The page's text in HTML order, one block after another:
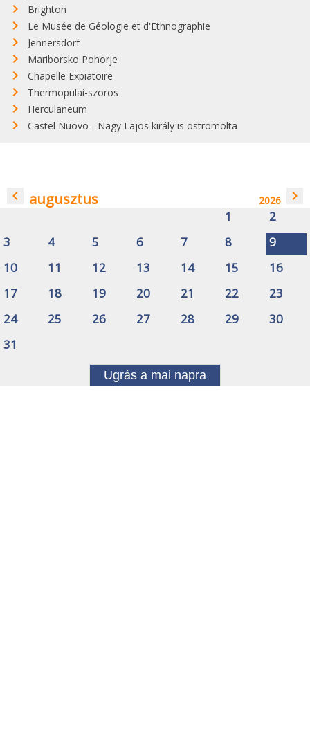
Brighton
Le Musée de Géologie et d'Ethnographie
Jennersdorf
Mariborsko Pohorje
Chapelle Expiatoire
Thermopülai-szoros
Herculaneum
Castel Nuovo - Nagy Lajos király is ostromolta
navigate_before augusztus 2026 navigate_next
1
2
3
4 5 6 7 8
9
10
11 12 13 14 15
16
17
18 19 20 21 22
23
24
25 26 27 28 29
30
31
Ugrás a mai napra